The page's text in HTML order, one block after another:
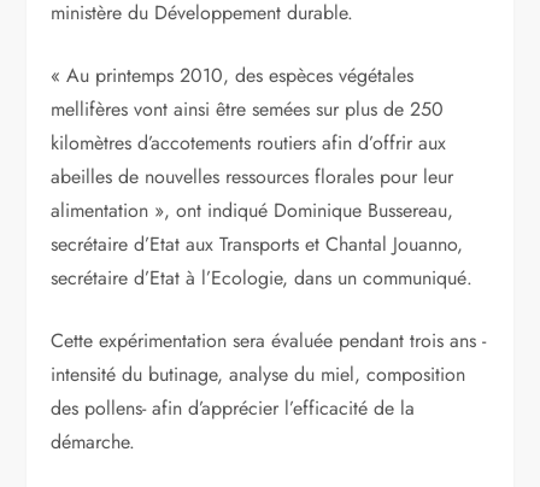
ministère du Développement durable.
« Au printemps 2010, des espèces végétales
mellifères vont ainsi être semées sur plus de 250
kilomètres d’accotements routiers afin d’offrir aux
abeilles de nouvelles ressources florales pour leur
alimentation », ont indiqué Dominique Bussereau,
secrétaire d’Etat aux Transports et Chantal Jouanno,
secrétaire d’Etat à l’Ecologie, dans un communiqué.
Cette expérimentation sera évaluée pendant trois ans -
intensité du butinage, analyse du miel, composition
des pollens- afin d’apprécier l’efficacité de la
démarche.